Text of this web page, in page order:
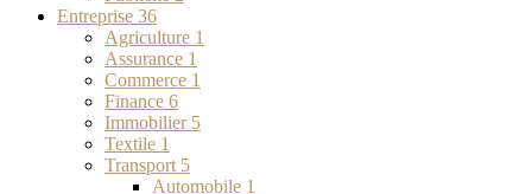
Entreprise 36
Agriculture 1
Assurance 1
Commerce 1
Finance 6
Immobilier 5
Textile 1
Transport 5
Automobile 1